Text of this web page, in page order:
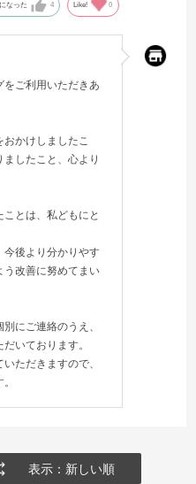
なくともこちらはそう思ってい
う少しアドバイスをいただきた
なった 4 Like! 0
をご利用いただきあ
かけしましたこ
したこと、心より
とは、私どもにと
今後より分かりやす
う改善に努めてまい
にご連絡のうえ、
いております。
ただきますので、
表示：新しい順